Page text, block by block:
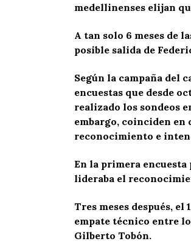
medellinenses elijan
A tan solo 6 meses de
posible salida de
Según la campaña del
encuestas que desde
realizado los sondeos
embargo, coinciden
reconocimiento e
En la primera encuesta
lideraba el
Tres meses después,
empate técnico entre
Gilberto Tobón.